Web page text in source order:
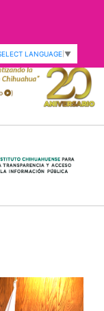
LANGUAGE ▼